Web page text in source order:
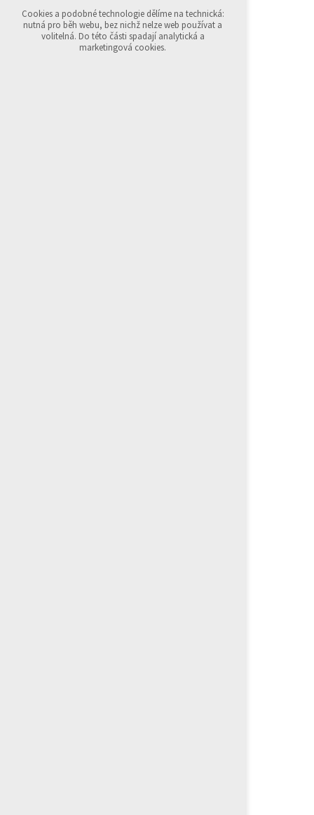
Přijmout všechny cookies
Odmítnout vše
Cookies a podobné technologie dělíme na technická:
nutná pro běh webu, bez nichž nelze web používat a
volitelná. Do této části spadají analytická a
marketingová cookies.